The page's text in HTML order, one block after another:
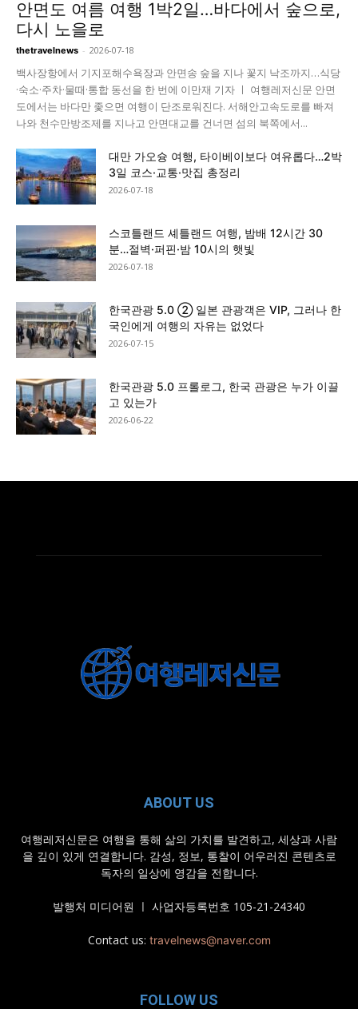
안면도 여름 여행 1박2일…바다에서 숲으로,
다시 노을로
thetravelnews - 2026-07-18
백사장항에서 기지포해수욕장과 안면송 숲을 지나 꽃지 낙조까지…식당
·숙소·주차·물때·통합 동선을 한 번에 이만재 기자 ㅣ 여행레저신문 안면
도에서는 바다만 좇으면 여행이 단조로워진다. 서해안고속도로를 빠져
나와 천수만방조제를 지나고 안면대교를 건너면 섬의 북쪽에서...
대만 가오슝 여행, 타이베이보다 여유롭다…2박
3일 코스·교통·맛집 총정리
2026-07-18
스코틀랜드 셰틀랜드 여행, 밤배 12시간 30
분…절벽·퍼핀·밤 10시의 햇빛
2026-07-18
한국관광 5.0 ② 일본 관광객은 VIP, 그러나 한
국인에게 여행의 자유는 없었다
2026-07-15
한국관광 5.0 프롤로그, 한국 관광은 누가 이끌
고 있는가
2026-06-22
ABOUT US
여행레저신문은 여행을 통해 삶의 가치를 발견하고, 세상과 사람
을 깊이 있게 연결합니다. 감성, 정보, 통찰이 어우러진 콘텐츠로
독자의 일상에 영감을 전합니다.
발행처 미디어원 ㅣ 사업자등록번호 105-21-24340
Contact us: travelnews@naver.com
FOLLOW US